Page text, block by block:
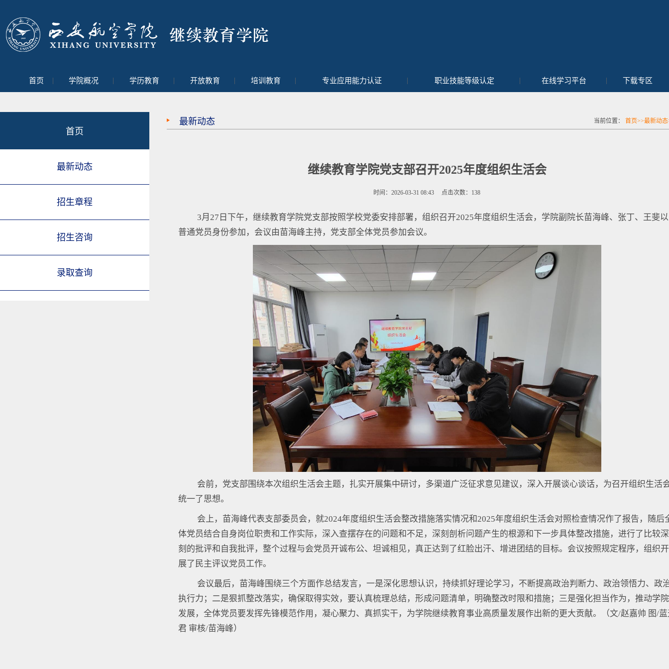
首页 | 学院概况 | 学历教育 | 开放教育 | 培训教育 | 专业应用能力认证 | 职业技能等级认定 | 在线学习平台 | 下载专区
首页
最新动态
招生章程
招生咨询
录取查询
最新动态 当前位置： 首页>>最新动态
继续教育学院党支部召开2025年度组织生活会
时间：2026-03-31 08:43 点击次数： 138
3月27日下午，继续教育学院党支部按照学校党委安排部署，组织召开2025年度组织生活会，学院副院长苗海峰、张丁、王斐以
普通党员身份参加，会议由苗海峰主持，党支部全体党员参加会议。
会前，党支部围绕本次组织生活会主题，扎实开展集中研讨，多渠道广泛征求意见建议，深入开展谈心谈话，为召开组织生活
统一了思想。
会上，苗海峰代表支部委员会，就2024年度组织生活会整改措施落实情况和2025年度组织生活会对照检查情况作了报告，随后
体党员结合自身岗位职责和工作实际，深入查摆存在的问题和不足，深刻剖析问题产生的根源和下一步具体整改措施，进行了比较深
刻的批评和自我批评，整个过程与会党员开诚布公、坦诚相见，真正达到了红脸出汗、增进团结的目标。会议按照规定程序，组织开
展了民主评议党员工作。
会议最后，苗海峰围绕三个方面作总结发言，一是深化思想认识，持续抓好理论学习，不断提高政治判断力、政治领悟力、政
执行力；二是狠抓整改落实，确保取得实效，要认真梳理总结，形成问题清单，明确整改时限和措施；三是强化担当作为，推动学院
发展，全体党员要发挥先锋模范作用，凝心聚力、真抓实干，为学院继续教育事业高质量发展作出新的更大贡献。（文/赵嘉帅 图/蓝
君 审核/苗海峰）